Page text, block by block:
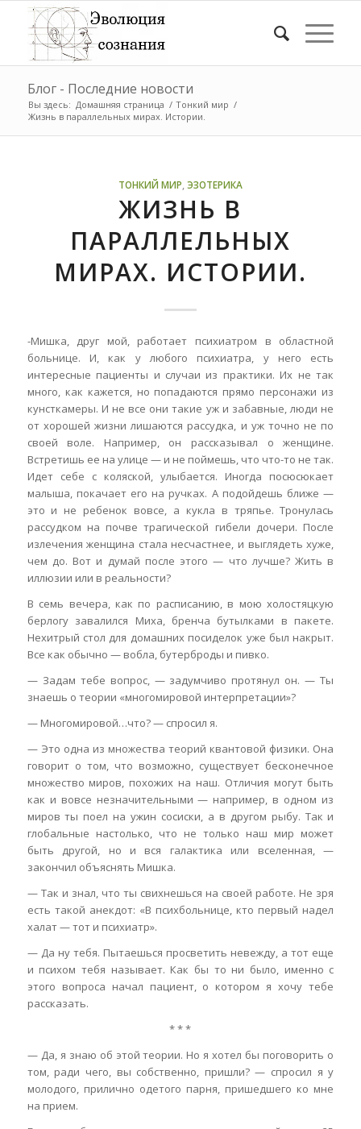
Блог - Последние новости
Вы здесь: Домашняя страница / Тонкий мир /
Жизнь в параллельных мирах. Истории.
ТОНКИЙ МИР ЭЗОТЕРИКА
ЖИЗНЬ В
ПАРАЛЛЕЛЬНЫХ
МИРАХ. ИСТОРИИ.
-Мишка, друг мой, работает психиатром в областной
больнице. И, как у любого психиатра, у него есть
интересные пациенты и случаи из практики. Их не так
много, как кажется, но попадаются прямо персонажи из
кунсткамеры. И не все они такие уж и забавные, люди не
от хорошей жизни лишаются рассудка, и уж точно не по
своей воле. Например, он рассказывал о женщине.
Встретишь ее на улице — и не поймешь, что что-то не так.
Идет себе с коляской, улыбается. Иногда посюсюкает
малыша, покачает его на ручках. А подойдешь ближе —
это и не ребенок вовсе, а кукла в тряпье. Тронулась
рассудком на почве трагической гибели дочери. После
излечения женщина стала несчастнее, и выглядеть хуже,
чем до. Вот и думай после этого — что лучше? Жить в
иллюзии или в реальности?
В семь вечера, как по расписанию, в мою холостяцкую
берлогу завалился Миха, бренча бутылками в пакете.
Нехитрый стол для домашних посиделок уже был накрыт.
Все как обычно — вобла, бутерброды и пивко.
— Задам тебе вопрос, — задумчиво протянул он. — Ты
знаешь о теории «многомировой интерпретации»?
— Многомировой…что? — спросил я.
— Это одна из множества теорий квантовой физики. Она
говорит о том, что возможно, существует бесконечное
множество миров, похожих на наш. Отличия могут быть
как и вовсе незначительными — например, в одном из
миров ты поел на ужин сосиски, а в другом рыбу. Так и
глобальные настолько, что не только наш мир может
быть другой, но и вся галактика или вселенная, —
закончил объяснять Мишка.
— Так и знал, что ты свихнешься на своей работе. Не зря
есть такой анекдот: «В психбольнице, кто первый надел
халат — тот и психиатр».
— Да ну тебя. Пытаешься просветить невежду, а тот еще
и психом тебя называет. Как бы то ни было, именно с
этого вопроса начал пациент, о котором я хочу тебе
рассказать.
* * *
— Да, я знаю об этой теории. Но я хотел бы поговорить о
том, ради чего, вы собственно, пришли? — спросил я у
молодого, прилично одетого парня, пришедшего ко мне
на прием.